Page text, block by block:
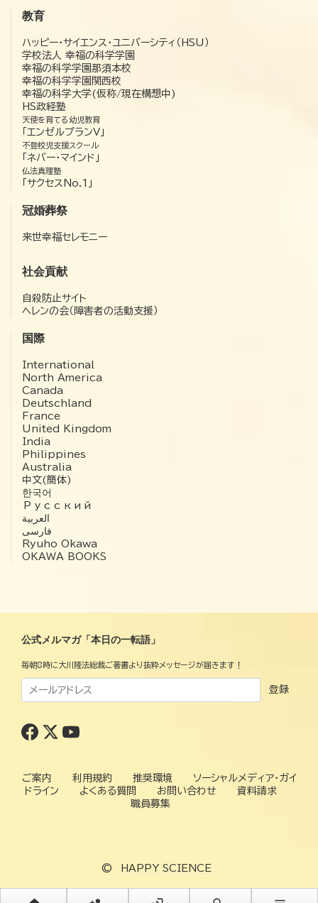
教育
ハッピー・サイエンス・ユニバーシティ（HSU）
学校法人 幸福の科学学園
幸福の科学学園那須本校
幸福の科学学園関西校
幸福の科学大学(仮称/現在構想中)
HS政経塾
天使を育てる幼児教育
「エンゼルプランV」
不登校児支援スクール
「ネバー・マインド」
仏法真理塾
「サクセスNo.1」
冠婚葬祭
来世幸福セレモニー
社会貢献
自殺防止サイト
ヘレンの会（障害者の活動支援）
国際
International
North America
Canada
Deutschland
France
United Kingdom
India
Philippines
Australia
中文(簡体)
한국어
Русский
العربية‏
فارسی
Ryuho Okawa
OKAWA BOOKS
公式メルマガ「本日の一転語」
毎朝8時に大川隆法総裁ご著書より抜粋メッセージが届きます！
登録
ご案内 利用規約 推奨環境
ソーシャルメディア・ガイ
ドライン
よくある質問 お問い合わせ
資料請求
職員募集
© HAPPY SCIENCE